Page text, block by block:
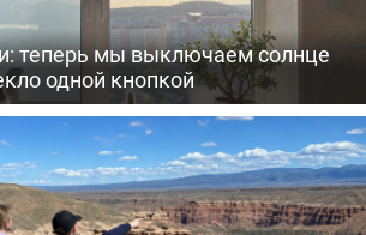
теперь мы выключаем солнце
одной кнопкой